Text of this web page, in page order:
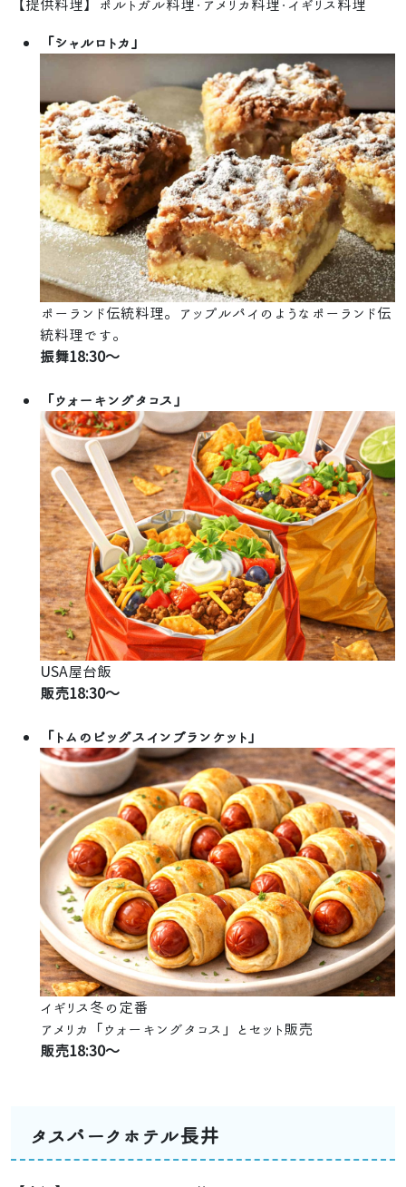
【提供料理】ポルトガル料理・アメリカ料理・イギリス料理
「シャルロトカ」
ポーランド伝統料理。アップルパイのようなポーランド伝
統料理です。
振舞18:30～
「ウォーキングタコス」
USA屋台飯
販売18:30～
「トムのピッグスインブランケット」
イギリス冬の定番
アメリカ「ウォーキングタコス」とセット販売
販売18:30～
タスパークホテル長井